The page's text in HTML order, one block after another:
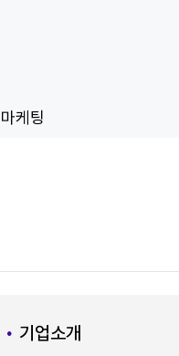
마케팅
기업소개